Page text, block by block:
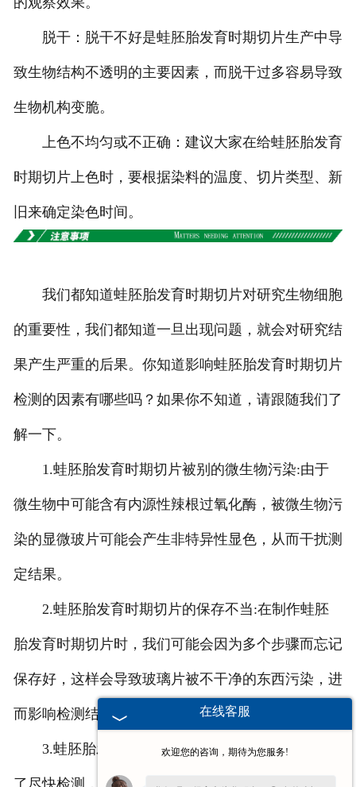
脱干：脱干不好是蛙胚胎发育时期切片生产中导
致生物结构不透明的主要因素，而脱干过多容易导致
生物机构变脆。
上色不均匀或不正确：建议大家在给蛙胚胎发育
时期切片上色时，要根据染料的温度、切片类型、新
旧来确定染色时间。
我们都知道蛙胚胎发育时期切片对研究生物细胞
的重要性，我们都知道一旦出现问题，就会对研究结
果产生严重的后果。你知道影响蛙胚胎发育时期切片
检测的因素有哪些吗？如果你不知道，请跟随我们了
解一下。
1.蛙胚胎发育时期切片被别的微生物污染:由于
微生物中可能含有内源性辣根过氧化酶，被微生物污
染的显微玻片可能会产生非特异性显色，从而干扰测
定结果。
2.蛙胚胎发育时期切片的保存不当:在制作蛙胚
胎发育时期切片时，我们可能会因为多个步骤而忘记
保存好，这样会导致玻璃片被不干净的东西污染，进
而影响检测结果。
3.蛙胚胎发育时期切片没有完全固化:有时，为
在线客服
欢迎您的咨询，期待为您服务!